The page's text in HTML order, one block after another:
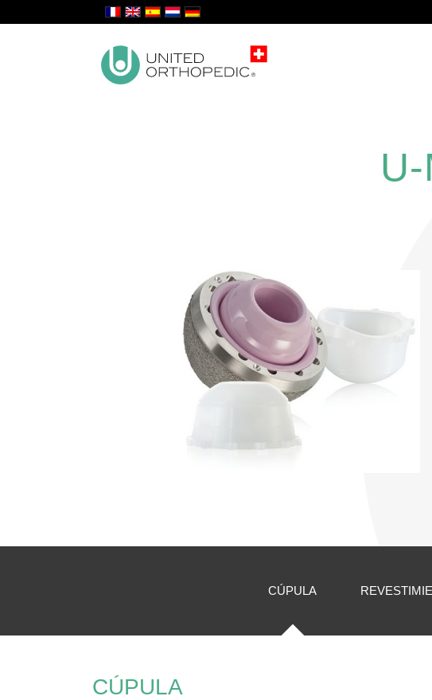
CÚPULA
CÚPULA